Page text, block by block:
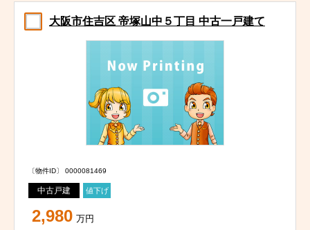
大阪市住吉区 帝塚山中５丁目 中古一戸建て
〔物件ID〕 0000081469
中古戸建 値下げ
2,980 万円